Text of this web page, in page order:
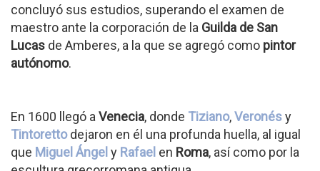
concluyó sus estudios, superando el examen de
maestro ante la corporación de la Guilda de San
Lucas de Amberes, a la que se agregó como pintor
autónomo.
En 1600 llegó a Venecia, donde Tiziano,Veronésy
Tintorettodejaron en él una profunda huella, al igual
que Miguel Ángel y Rafael en Roma, así como por la